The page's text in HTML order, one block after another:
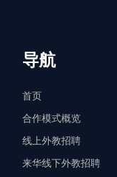
导航
首页
合作模式概览
线上外教招聘
来华线下外教招聘